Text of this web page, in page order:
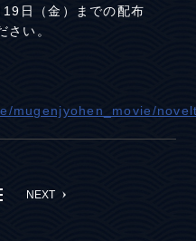
日（金）までの配布
さい。
mugenjyohen_movie/
NEXT